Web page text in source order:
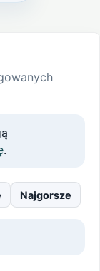
.
Najgorsze